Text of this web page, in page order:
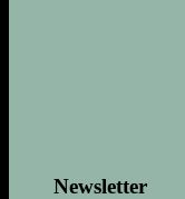
Newsletter